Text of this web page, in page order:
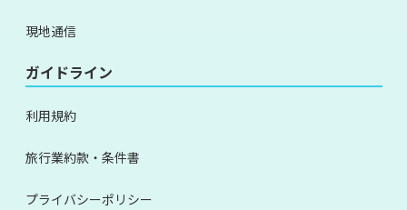
現地通信
ガイドライン
利用規約
旅行業約款・条件書
プライバシーポリシー